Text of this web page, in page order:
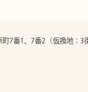
町7番1、7番2（仮換地：3